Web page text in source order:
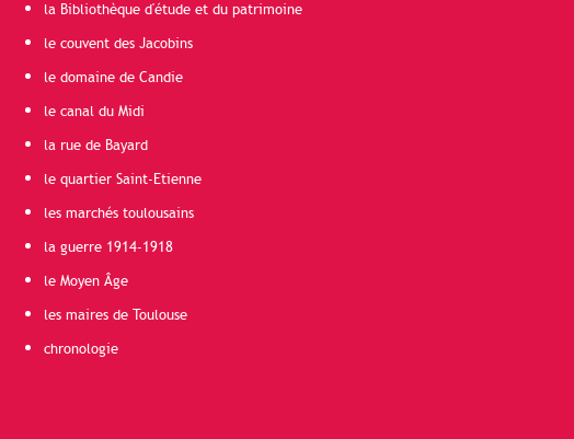
la Bibliothèque d'étude et du patrimoine
le couvent des Jacobins
le domaine de Candie
le canal du Midi
la rue de Bayard
le quartier Saint-Etienne
les marchés toulousains
la guerre 1914-1918
le Moyen Âge
les maires de Toulouse
chronologie